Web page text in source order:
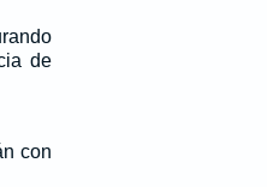
de
con